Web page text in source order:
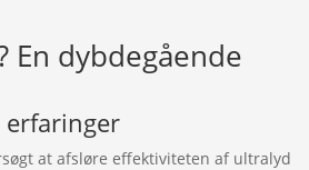
dybdegående
erfaringer
at afsløre effektiviteten af ultralyd